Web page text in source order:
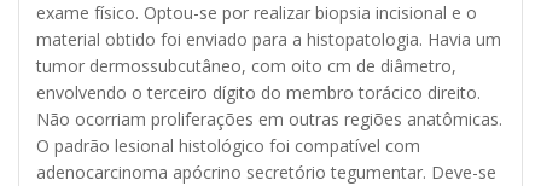
exame físico. Optou-se por realizar biopsia incisional e o
material obtido foi enviado para a histopatologia. Havia um
tumor dermossubcutâneo, com oito cm de diâmetro,
envolvendo o terceiro dígito do membro torácico direito.
Não ocorriam proliferações em outras regiões anatômicas.
O padrão lesional histológico foi compatível com
adenocarcinoma apócrino secretório tegumentar. Deve-se